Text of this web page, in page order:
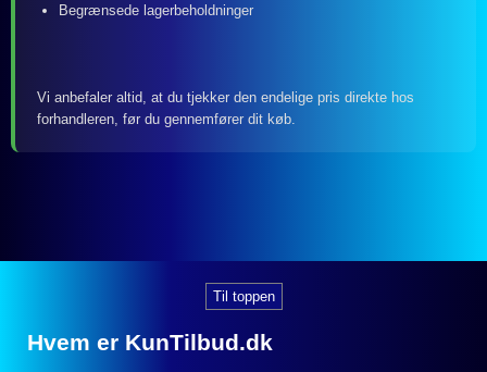
Begrænsede lagerbeholdninger
Vi anbefaler altid, at du tjekker den endelige pris direkte hos
forhandleren, før du gennemfører dit køb.
Til toppen
Hvem er KunTilbud.dk